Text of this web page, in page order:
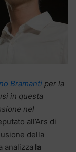
Bramanti per la
in questa
nel
all’Ars di
della
analizza la